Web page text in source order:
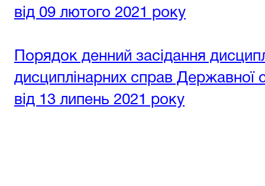
від 09 лютого 2021 року
Порядок денний засідання
дисциплінарних справ Державної
від 13 липень 2021 року